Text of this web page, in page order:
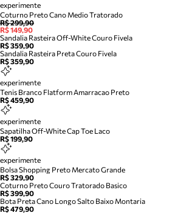
experimente
Coturno Preto Cano Medio Tratorado
R$ 299,90
R$ 149,90
Sandalia Rasteira Off-White Couro Fivela
R$ 359,90
Sandalia Rasteira Preta Couro Fivela
R$ 359,90
experimente
Tenis Branco Flatform Amarracao Preto
R$ 459,90
experimente
Sapatilha Off-White Cap Toe Laco
R$ 199,90
experimente
Bolsa Shopping Preto Mercato Grande
R$ 329,90
Coturno Preto Couro Tratorado Basico
R$ 399,90
Bota Preta Cano Longo Salto Baixo Montaria
R$ 479,90